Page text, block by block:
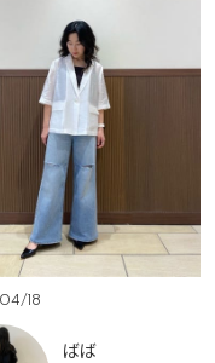
18
ばば